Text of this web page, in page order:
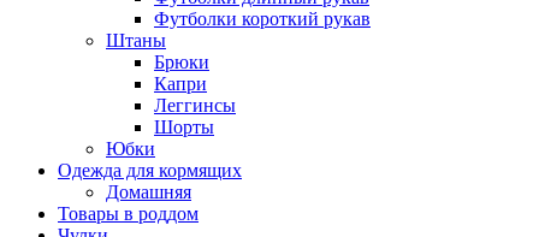
Футболки короткий рукав
Штаны
Брюки
Капри
Леггинсы
Шорты
Юбки
Одежда для кормящих
Домашняя
Товары в роддом